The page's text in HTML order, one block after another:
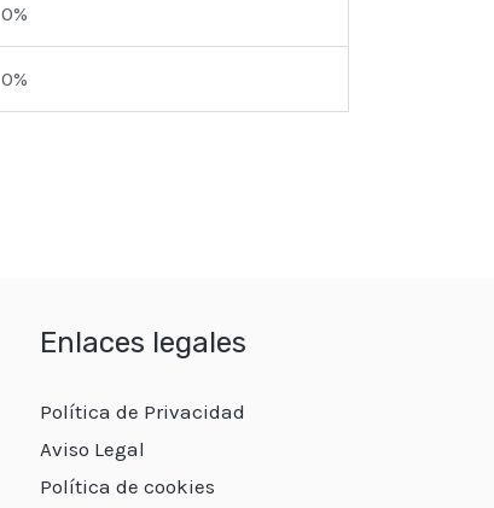
0%
0%
Enlaces legales
Política de Privacidad
Aviso Legal
Política de cookies